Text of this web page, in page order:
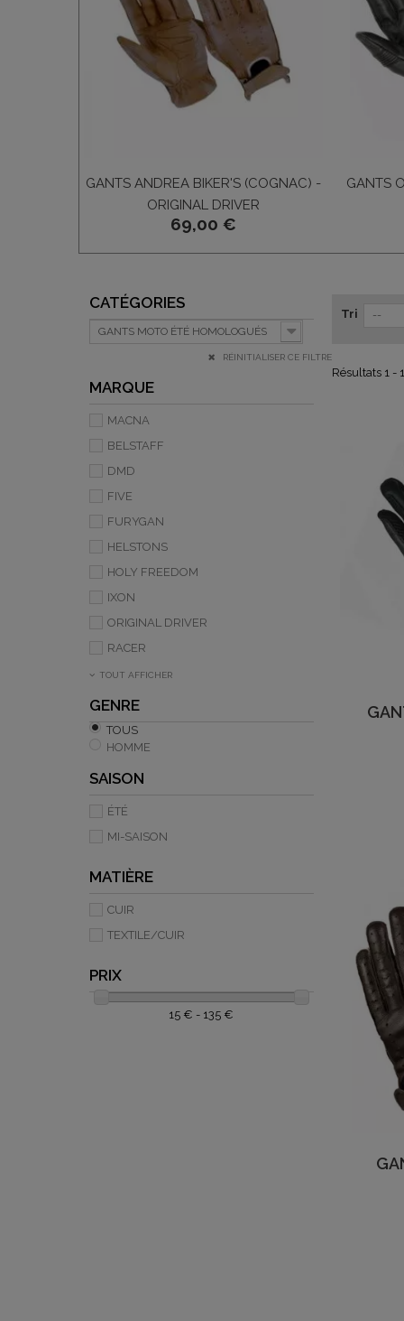
GANTS ANDREA BIKER'S (COGNAC) -
ORIGINAL DRIVER
69,00 €
GANTS
CATÉGORIES
GANTS MOTO ÉTÉ HOMOLOGUÉS
RÉINITIALISER CE FILTRE
MARQUE
MACNA
BELSTAFF
DMD
FIVE
FURYGAN
HELSTONS
HOLY FREEDOM
IXON
ORIGINAL DRIVER
RACER
TOUT AFFICHER
GENRE
TOUS
HOMME
SAISON
ÉTÉ
MI-SAISON
MATIÈRE
CUIR
TEXTILE/CUIR
PRIX
15 € - 135 €
Tri --
Résultats 1 -